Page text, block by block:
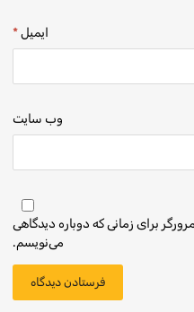
ایمیل*
وب‌ سایت
برای زمانی که دوباره دیدگاهی
می‌نویسم.